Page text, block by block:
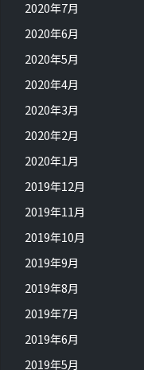
2020年7月
2020年6月
2020年5月
2020年4月
2020年3月
2020年2月
2020年1月
2019年12月
2019年11月
2019年10月
2019年9月
2019年8月
2019年7月
2019年6月
2019年5月